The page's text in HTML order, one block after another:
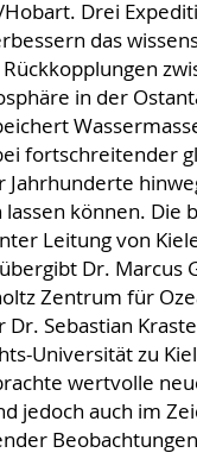
Drei
das
in der
fortschreitender
Jahrhunderte
können. Die
Leitung von
Dr. Marcus
Zentrum für
Dr. Sebastian
Universität zu
wertvolle
jedoch auch im